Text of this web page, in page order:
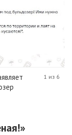
1 из 6